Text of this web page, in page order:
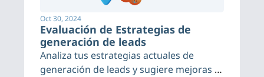
Oct 30, 2024
Evaluación de Estrategias de
generación de leads
Analiza tus estrategias actuales de
generación de leads y sugiere mejoras